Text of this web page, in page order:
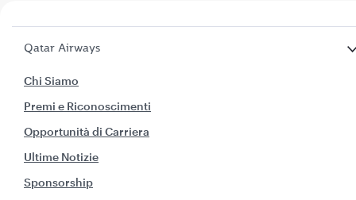
Qatar Airways
Chi Siamo
Premi e Riconoscimenti
Opportunità di Carriera
Ultime Notizie
Sponsorship